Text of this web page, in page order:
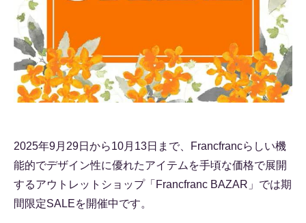
2025年9月29日から10月13日まで、Francfrancらしい機
能的でデザイン性に優れたアイテムを手頃な価格で展開
するアウトレットショップ「Francfranc BAZAR」では期
間限定SALEを開催中です。